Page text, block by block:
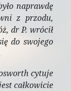
naprawdę
z przodu,
dr P. wrócił
do swojego
cytuje
całkowicie